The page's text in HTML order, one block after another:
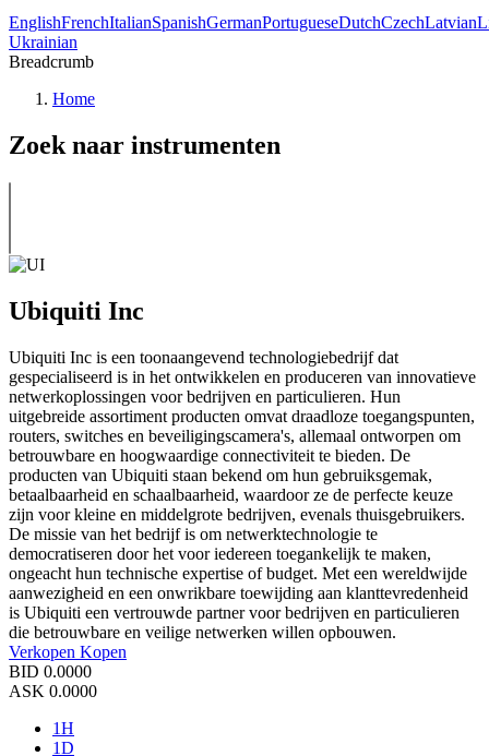
EnglishFrenchItalianSpanishGermanPortugueseDutchCzechLatvian
Ukrainian
Breadcrumb
Home
Zoek naar instrumenten
Ubiquiti Inc
Ubiquiti Inc is een toonaangevend technologiebedrijf dat
gespecialiseerd is in het ontwikkelen en produceren van innovatieve
netwerkoplossingen voor bedrijven en particulieren. Hun
uitgebreide assortiment producten omvat draadloze toegangspunten,
routers, switches en beveiligingscamera's, allemaal ontworpen om
betrouwbare en hoogwaardige connectiviteit te bieden. De
producten van Ubiquiti staan bekend om hun gebruiksgemak,
betaalbaarheid en schaalbaarheid, waardoor ze de perfecte keuze
zijn voor kleine en middelgrote bedrijven, evenals thuisgebruikers.
De missie van het bedrijf is om netwerktechnologie te
democratiseren door het voor iedereen toegankelijk te maken,
ongeacht hun technische expertise of budget. Met een wereldwijde
aanwezigheid en een onwrikbare toewijding aan klanttevredenheid
is Ubiquiti een vertrouwde partner voor bedrijven en particulieren
die betrouwbare en veilige netwerken willen opbouwen.
Verkopen Kopen
BID 0.0000
ASK 0.0000
1H
1D